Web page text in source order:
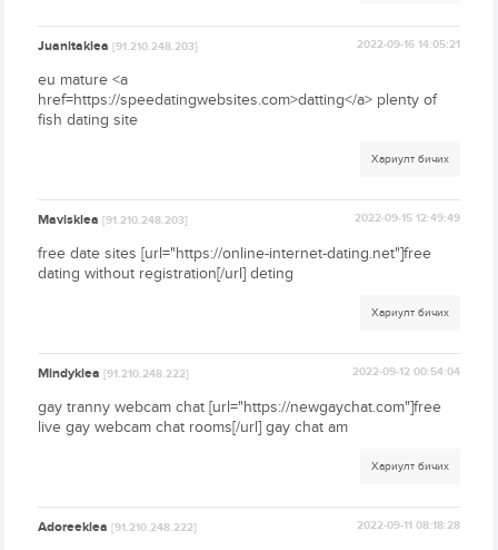
Juanitaklea[91.210.248.203] 2022-09-16 14:05:21
eu mature <a
href=https://speedatingwebsites.com>datting</a> plenty of
fish dating site
Хариулт бичих
Mavisklea[91.210.248.203] 2022-09-15 12:49:49
free date sites [url="https://online-internet-dating.net"]free
dating without registration[/url] deting
Хариулт бичих
Mindyklea[91.210.248.222] 2022-09-12 00:54:04
gay tranny webcam chat [url="https://newgaychat.com"]free
live gay webcam chat rooms[/url] gay chat am
Хариулт бичих
Adoreeklea[91.210.248.222] 2022-09-11 08:18:28